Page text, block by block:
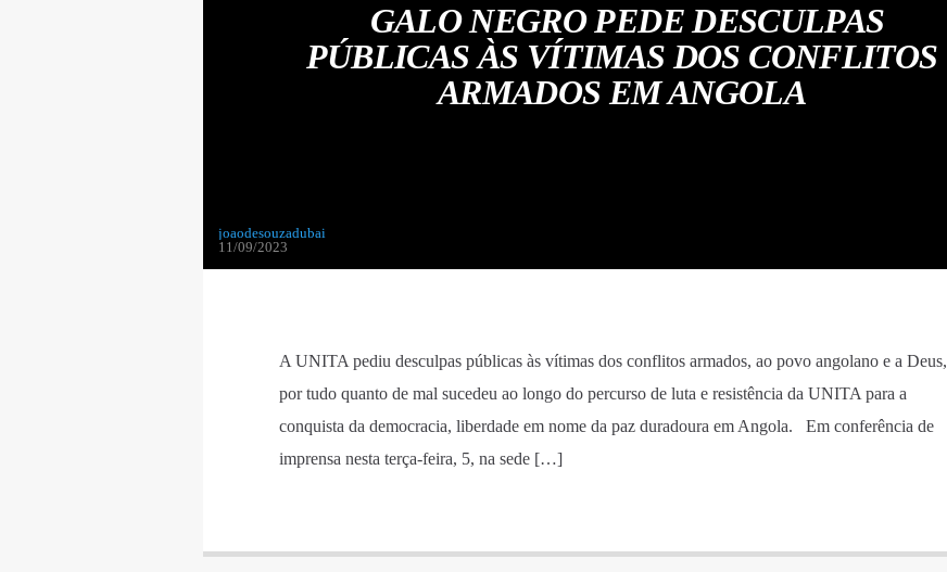
GALO NEGRO PEDE DESCULPAS
PÚBLICAS ÀS VÍTIMAS DOS CONFLITOS
ARMADOS EM ANGOLA
joaodesouzadubai
11/09/2023
A UNITA pediu desculpas públicas às vítimas dos conflitos armados, ao povo angolano e a Deus,
por tudo quanto de mal sucedeu ao longo do percurso de luta e resistência da UNITA para a
conquista da democracia, liberdade em nome da paz duradoura em Angola. Em conferência de
imprensa nesta terça-feira, 5, na sede […]